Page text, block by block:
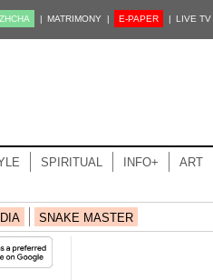
| MATRIMONY | E-PAPER | LIVE TV
SPIRITUAL INFO+ ART
SNAKE MASTER